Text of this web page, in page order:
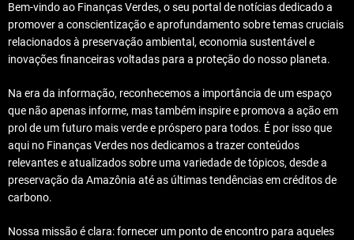
Bem-vindo ao Finanças Verdes, o seu portal de notícias dedicado a
promover a conscientização e aprofundamento sobre temas cruciais
relacionados à preservação ambiental, economia sustentável e
inovações financeiras voltadas para a proteção do nosso planeta.
Na era da informação, reconhecemos a importância de um espaço
que não apenas informe, mas também inspire e promova a ação em
prol de um futuro mais verde e próspero para todos. É por isso que
aqui no Finanças Verdes nos dedicamos a trazer conteúdos
relevantes e atualizados sobre uma variedade de tópicos, desde a
preservação da Amazônia até as últimas tendências em créditos de
carbono.
Nossa missão é clara: fornecer um ponto de encontro para aqueles